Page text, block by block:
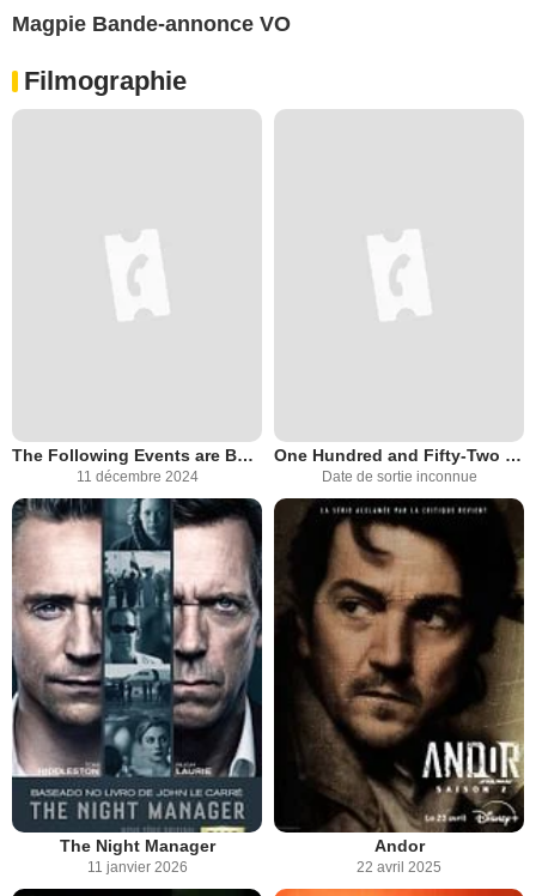
Magpie Bande-annonce VO
Filmographie
The Following Events are Based on a Pack of Lies
11 décembre 2024
One Hundred and Fifty-Two Days
Date de sortie inconnue
The Night Manager
11 janvier 2026
Andor
22 avril 2025